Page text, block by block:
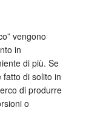
vengono
in
di più. Se
fatto di solito in
di produrre
o